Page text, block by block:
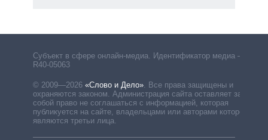
Субъект в сфере онлайн-медиа. Идентификатор медиа –
R40-05063
© 2009—2026 «Слово и Дело». Все права защищены и
охраняются законом. Администрация сайта оставляет за
собой право не соглашаться с информацией, которая
публикуется на сайте, владельцами или авторами которой
являются третьи лица.